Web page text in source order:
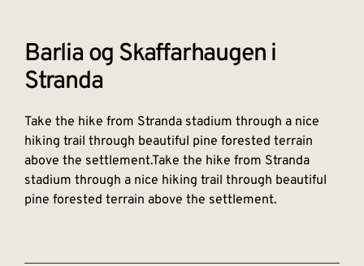
Barlia og Skaffarhaugen i
Stranda
Take the hike from Stranda stadium through a nice
hiking trail through beautiful pine forested terrain
above the settlement.Take the hike from Stranda
stadium through a nice hiking trail through beautiful
pine forested terrain above the settlement.